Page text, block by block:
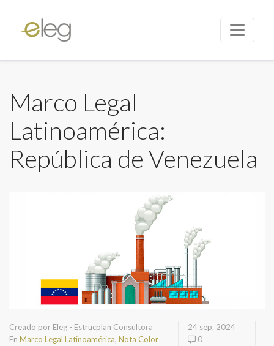
Marco Legal
Latinoamérica:
República de Venezuela
Creado por Eleg - Estrucplan Consultora
24 sep. 2024
En Marco Legal Latinoamérica, Nota Color
0